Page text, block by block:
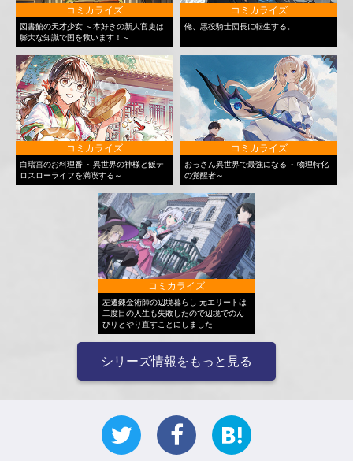
コミカライズ
図書館の天才少女 ～本好きの新人官吏は
膨大な知識で国を救います！～
コミカライズ
俺、悪役騎士団長に転生する。
コミカライズ
白瑞宮のお料理番 ～異世界の神様と飯テ
ロスローライフを満喫する～
コミカライズ
おっさん異世界で最強になる ～物理特化
の覚醒者～
コミカライズ
左遷錬金術師の辺境暮らし 元エリートは
二度目の人生も失敗したので辺境でのん
びりとやり直すことにしました
シリーズ情報をもっと見る